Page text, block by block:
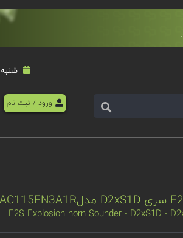
شنبه 17 مرداد 1405
ورود / ثبت نام
E2S Explosion horn Sounder - D2xS1D -